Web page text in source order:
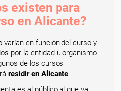
existen para
en Alicante?
varían en función del curso y
por la entidad u organismo
de los cursos
residir en Alicante.
es al público al que va